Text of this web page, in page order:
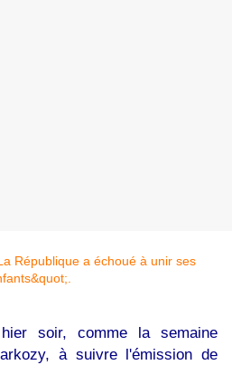
soir, comme la semaine
à suivre l'émission de